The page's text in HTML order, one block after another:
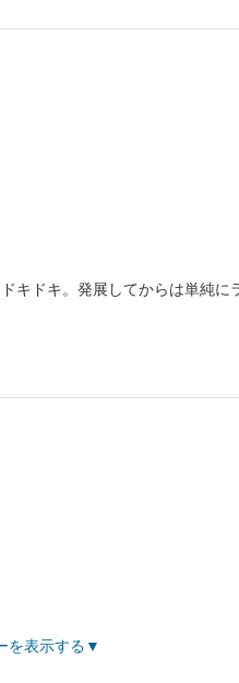
キドキ。発展してからは単純に
を表示する